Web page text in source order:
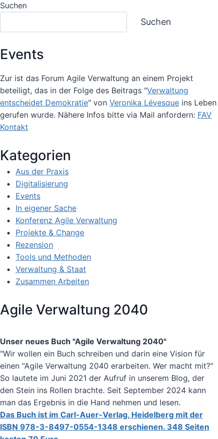
2026:
DA
Suchen
Suchen
Events
Zur ist das Forum Agile Verwaltung an einem Projekt
beteiligt, das in der Folge des Beitrags "Verwaltung
entscheidet Demokratie" von Veronika Lévesque ins Leben
gerufen wurde. Nähere Infos bitte via Mail anfordern: FAV
Kontakt
Kategorien
Aus der Praxis
Digitalisierung
Events
In eigener Sache
Konferenz Agile Verwaltung
Projekte & Change
Rezension
Tools und Methoden
Verwaltung & Staat
Zusammen Arbeiten
Agile Verwaltung 2040
Unser neues Buch "Agile Verwaltung 2040"
"Wir wollen ein Buch schreiben und darin eine Vision für
einen "Agile Verwaltung 2040 erarbeiten. Wer macht mit?"
So lautete im Juni 2021 der Aufruf in unserem Blog, der
den Stein ins Rollen brachte. Seit September 2024 kann
man das Ergebnis in die Hand nehmen und lesen.
Das Buch ist im Carl-Auer-Verlag, Heidelberg mit der
ISBN 978-3-8497-0554-1348 erschienen. 348 Seiten